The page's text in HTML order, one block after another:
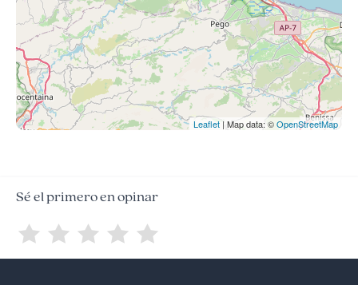
Leaflet | Map data: ©OpenStreetMap
Sé el primero en opinar